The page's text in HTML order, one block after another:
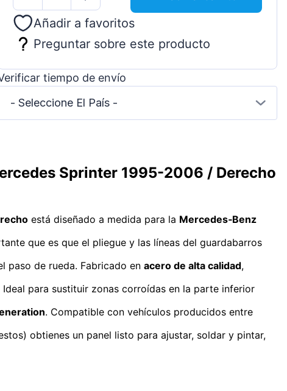
Añadir a favoritos
Preguntar sobre este producto
tiempo de envío
- Seleccione El País -
Sprinter 1995-2006 / Derecho
está diseñado a medida para la Mercedes‑Benz
que es que el pliegue y las líneas del guardabarros
paso de rueda. Fabricado en acero de alta calidad,
para sustituir zonas corroídas en la parte inferior
. Compatible con vehículos producidos entre
obtienes un panel listo para ajustar, soldar y pintar,